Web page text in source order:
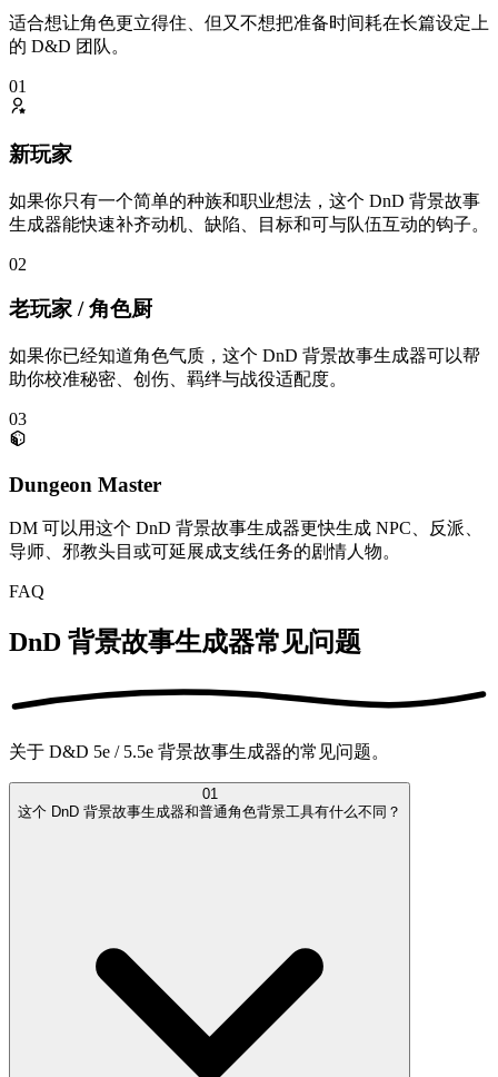
适合想让角色更立得住、但又不想把准备时间耗在长篇设定上
的 D&D 团队。
01
新玩家
如果你只有一个简单的种族和职业想法，这个 DnD 背景故事
生成器能快速补齐动机、缺陷、目标和可与队伍互动的钩子。
02
老玩家 / 角色厨
如果你已经知道角色气质，这个 DnD 背景故事生成器可以帮
助你校准秘密、创伤、羁绊与战役适配度。
03
Dungeon Master
DM 可以用这个 DnD 背景故事生成器更快生成 NPC、反派、
导师、邪教头目或可延展成支线任务的剧情人物。
FAQ
DnD 背景故事生成器常见问题
关于 D&D 5e / 5.5e 背景故事生成器的常见问题。
01
这个 DnD 背景故事生成器和普通角色背景工具有什么不同？